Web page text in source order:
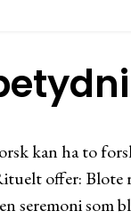
kan ha to
offer: Blote
seremoni som